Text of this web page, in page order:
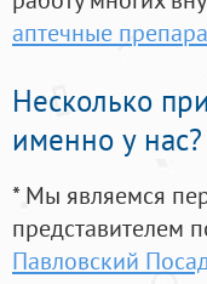
аптечные
Несколько
именно у нас?
* Мы являемся
представителем
Павловский